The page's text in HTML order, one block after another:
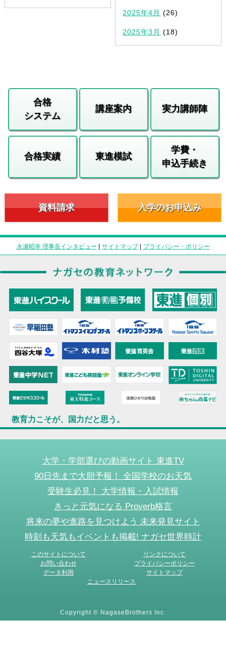
2025年4月 (26)
2025年3月 (18)
合格
システム
講座案内 実力講師陣
合格実績 東進模試
学費・
申込手続き
資料請求 入学のお申込み
永瀬昭幸 理事長インタビュー | サイトマップ| プライバシー・ポリシー
教育力こそが、国力だと思う。
大学・学部選びの動画サイト 東進TV
90日先まで大胆予報！ 全国学校のお天気
受験生必見！ 大学情報・入試情報
きっと元気になる Proverb格言
将来の夢や進路を見つけよう 未来発見サイト
時刻も天気もイベントも掲載! ナガセ世界時計
このサイトについて
リンクについて
お問い合わせ
プライバシーポリシー
データ利用
サイトマップ
ニュースリリース
Copyright © NagaseBrothers Inc.